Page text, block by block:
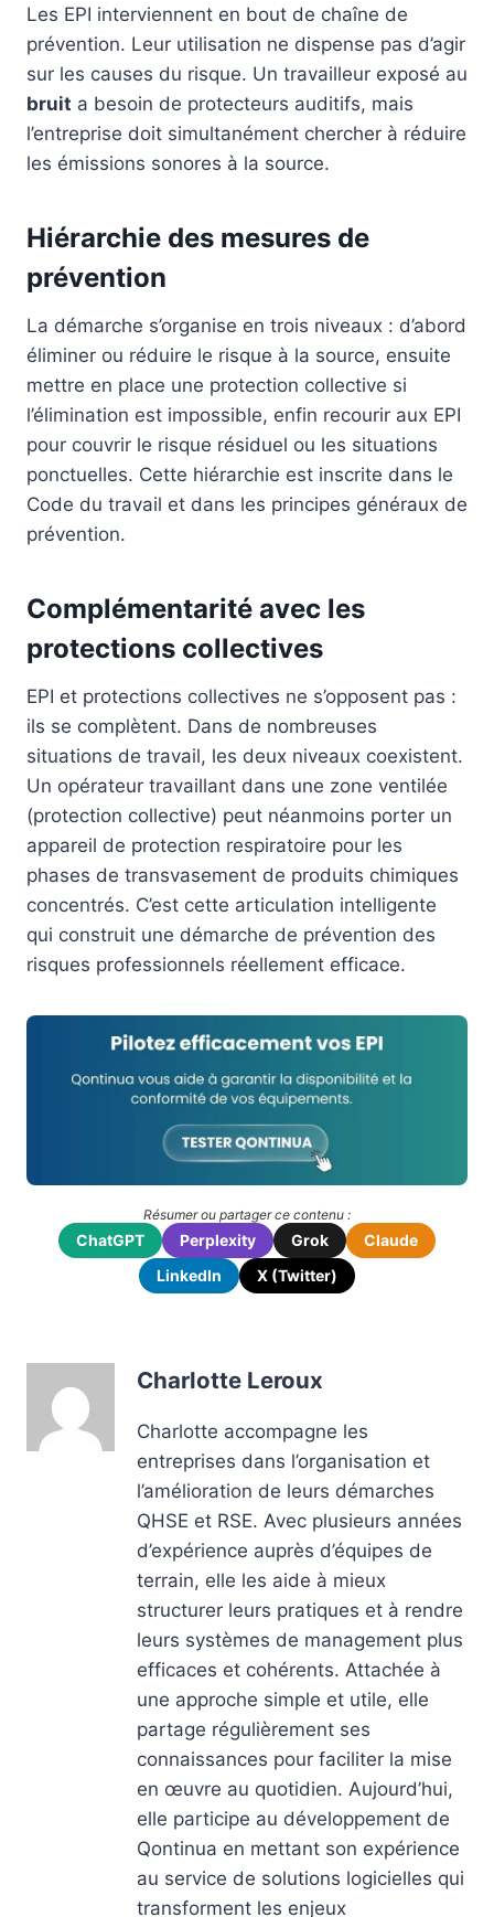
Les EPI interviennent en bout de chaîne de
prévention. Leur utilisation ne dispense pas d’agir
sur les causes du risque. Un travailleur exposé au
bruit a besoin de protecteurs auditifs, mais
l’entreprise doit simultanément chercher à réduire
les émissions sonores à la source.
Hiérarchie des mesures de
prévention
La démarche s’organise en trois niveaux : d’abord
éliminer ou réduire le risque à la source, ensuite
mettre en place une protection collective si
l’élimination est impossible, enfin recourir aux EPI
pour couvrir le risque résiduel ou les situations
ponctuelles. Cette hiérarchie est inscrite dans le
Code du travail et dans les principes généraux de
prévention.
Complémentarité avec les
protections collectives
EPI et protections collectives ne s’opposent pas :
ils se complètent. Dans de nombreuses
situations de travail, les deux niveaux coexistent.
Un opérateur travaillant dans une zone ventilée
(protection collective) peut néanmoins porter un
appareil de protection respiratoire pour les
phases de transvasement de produits chimiques
concentrés. C’est cette articulation intelligente
qui construit une démarche de prévention des
risques professionnels réellement efficace.
Résumer ou partager ce contenu :
ChatGPT Perplexity Grok
Claude
LinkedIn
X (Twitter)
Charlotte Leroux
Charlotte accompagne les
entreprises dans l’organisation et
l’amélioration de leurs démarches
QHSE et RSE. Avec plusieurs années
d’expérience auprès d’équipes de
terrain, elle les aide à mieux
structurer leurs pratiques et à rendre
leurs systèmes de management plus
efficaces et cohérents. Attachée à
une approche simple et utile, elle
partage régulièrement ses
connaissances pour faciliter la mise
en œuvre au quotidien. Aujourd’hui,
elle participe au développement de
Qontinua en mettant son expérience
au service de solutions logicielles qui
transforment les enjeux